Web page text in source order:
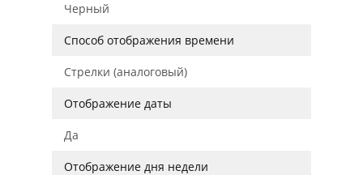
Черный
Способ отображения времени
Стрелки (аналоговый)
Отображение даты
Да
Отображение дня недели